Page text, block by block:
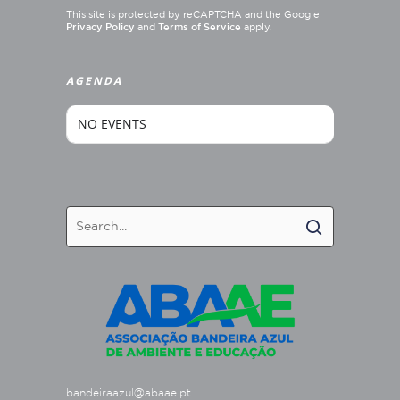
This site is protected by reCAPTCHA and the Google
Privacy Policy and Terms of Service apply.
AGENDA
NO EVENTS
bandeiraazul@abaae.pt